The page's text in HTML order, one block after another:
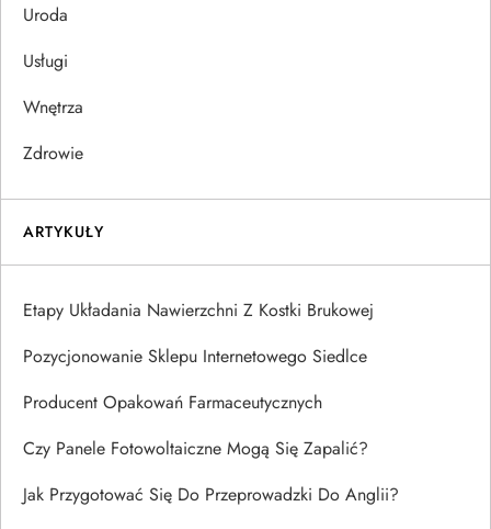
Uroda
Usługi
Wnętrza
Zdrowie
ARTYKUŁY
Etapy Układania Nawierzchni Z Kostki Brukowej
Pozycjonowanie Sklepu Internetowego Siedlce
Producent Opakowań Farmaceutycznych
Czy Panele Fotowoltaiczne Mogą Się Zapalić?
Jak Przygotować Się Do Przeprowadzki Do Anglii?